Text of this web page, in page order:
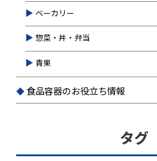
ベーカリー
惣菜・丼・弁当
青果
食品容器のお役立ち情報
タグ